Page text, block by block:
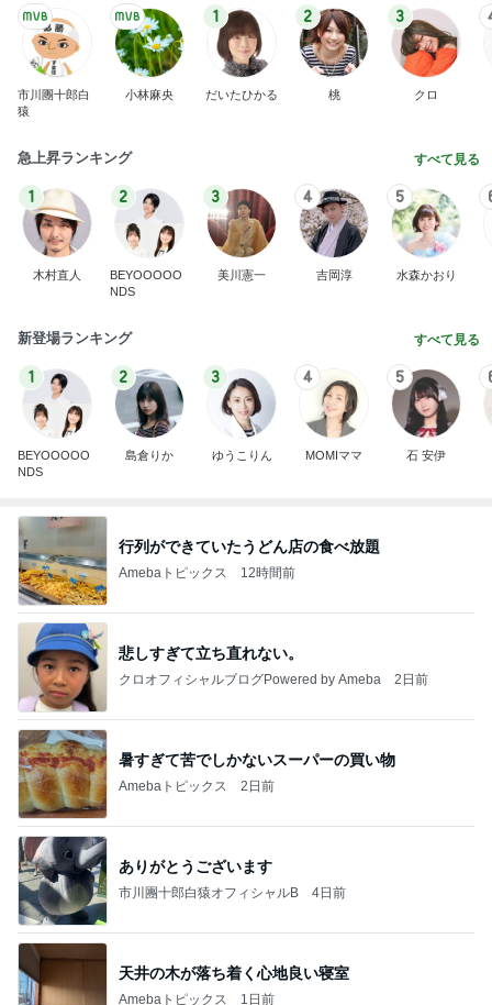
市川團十郎白
猿
小林麻央
1
だいたひかる
2
桃
3
クロ
急上昇ランキング すべて見る
1
木村直人
2
BEYOOOOO
NDS
3
美川憲一
4
吉岡淳
5
水森かおり
新登場ランキング すべて見る
1
BEYOOOOO
NDS
2
島倉りか
3
ゆうこりん
4
MOMIママ
5
石 安伊
行列ができていたうどん店の食べ放題
Amebaトピックス 12時間前
悲しすぎて立ち直れない。
クロオフィシャルブログPowered by Ameba 2日前
暑すぎて苦でしかないスーパーの買い物
Amebaトピックス 2日前
ありがとうございます
市川團十郎白猿オフィシャルB 4日前
天井の木が落ち着く心地良い寝室
Amebaトピックス 1日前